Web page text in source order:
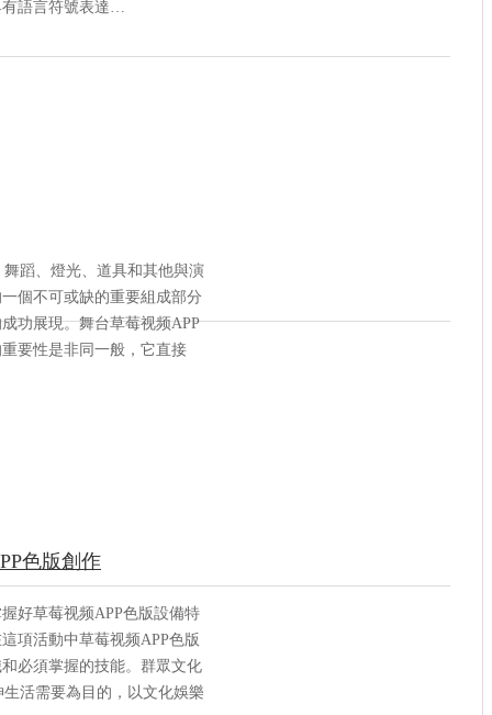
語言符號表達…
蹈、燈光、道具和其他與演
個不可或缺的重要組成部分
功展現。舞台草莓视频APP
要性是非同一般，它直接
色版創作
好草莓视频APP色版設備特
項活動中草莓视频APP色版
必須掌握的技能。群眾文化
活需要為目的，以文化娛樂